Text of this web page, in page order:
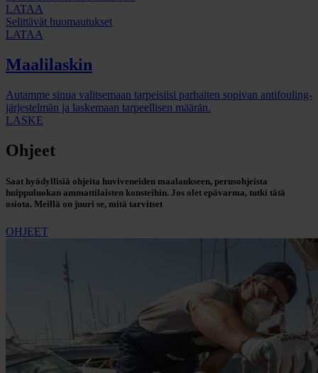
LATAA
Selittävät huomautukset
LATAA
Maalilaskin
Autamme sinua valitsemaan tarpeisiisi parhaiten sopivan antifouling-
järjestelmän ja laskemaan tarpeellisen määrän.
LASKE
Ohjeet
Saat hyödyllisiä ohjeita huviveneiden maalaukseen, perusohjeista
huippuluokan ammattilaisten konsteihin. Jos olet epävarma, tutki tätä
osiota. Meillä on juuri se, mitä tarvitset
OHJEET